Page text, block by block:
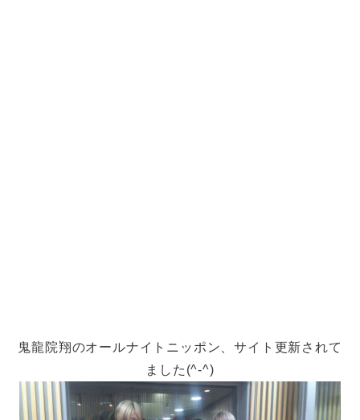
鬼龍院翔のオールナイトニッポン、サイト更新されて
ました(^-^)